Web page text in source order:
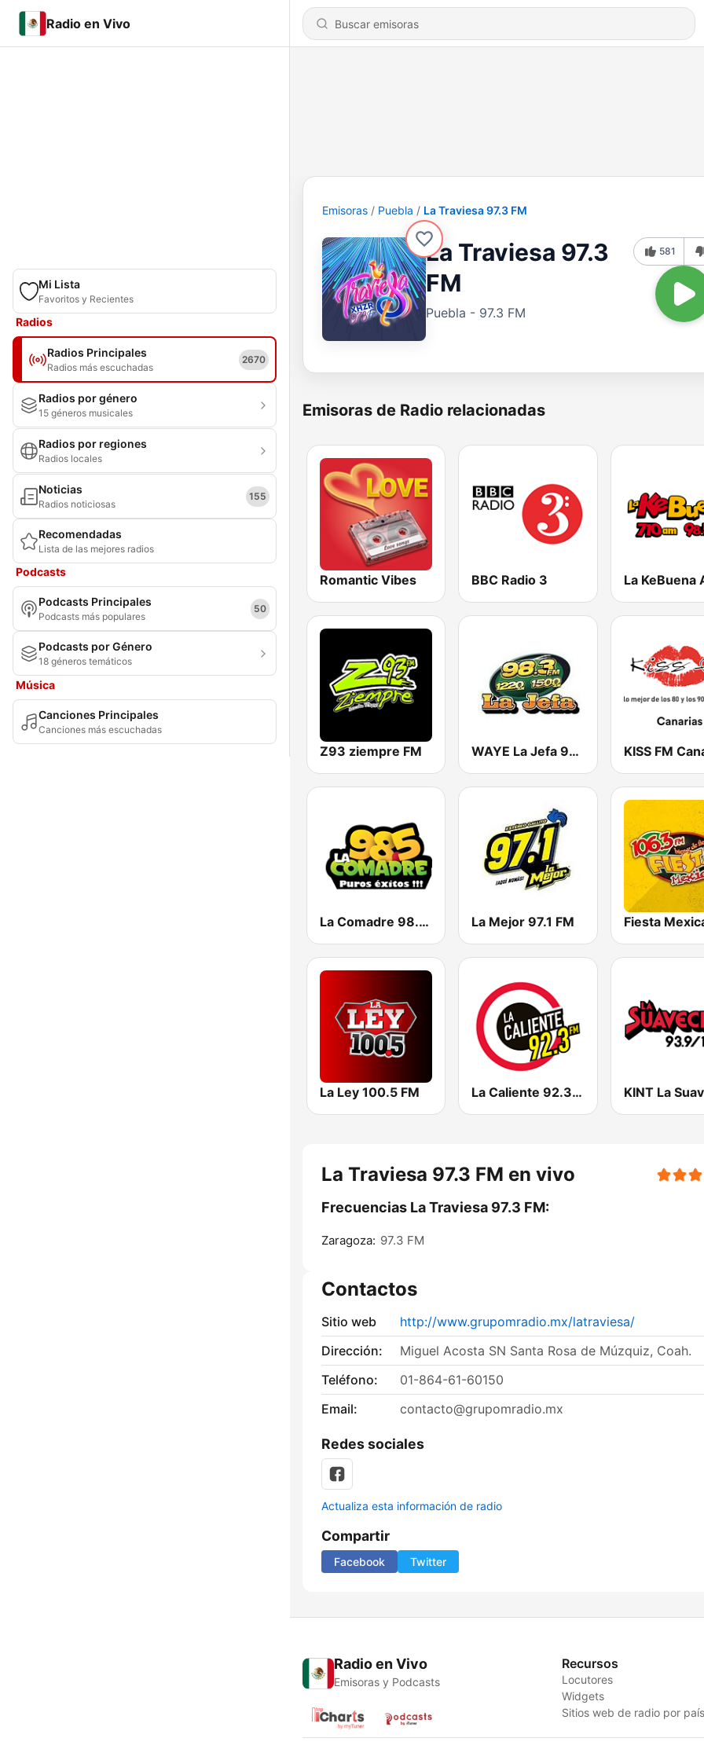
Radio en Vivo
Mi Lista
Favoritos y Recientes
Radios
Radios Principales
Radios más escuchadas
2670
Radios por género
15 géneros musicales
Radios por regiones
Radios locales
Noticias
Radios noticiosas
155
Recomendadas
Lista de las mejores radios
Podcasts
Podcasts Principales
Podcasts más populares
50
Podcasts por Género
18 géneros temáticos
Música
Canciones Principales
Canciones más escuchadas
Emisoras Puebla La Traviesa 97.3 FM
La Traviesa 97.3
FM
Puebla - 97.3 FM
581
Emisoras de Radio relacionadas
Romantic Vibes BBC Radio 3
Z93 ziempre FM WAYE La Jefa 98.3 KISS FM
La Comadre 98.5 FM La Mejor 97.1 FM
La Ley 100.5 FM La Caliente 92.3 FM | Torreón
La Traviesa 97.3 FM en vivo
Frecuencias La Traviesa 97.3 FM:
Zaragoza: 97.3 FM
Contactos
Sitio web
http://www.grupomradio.mx/latraviesa/
Dirección:
Miguel Acosta SN Santa Rosa de Múzquiz, Coah.
Teléfono:
01-864-61-60150
Email:
contacto@grupomradio.mx
Redes sociales
Actualiza esta información de radio
Compartir
Facebook Twitter
Radio en Vivo
Emisoras y Podcasts
Recursos
Locutores
Widgets
Sitios web de radio por país